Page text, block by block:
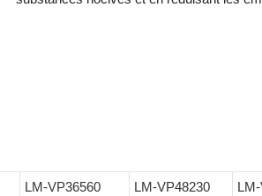
LM-VP36560 LM-VP48230